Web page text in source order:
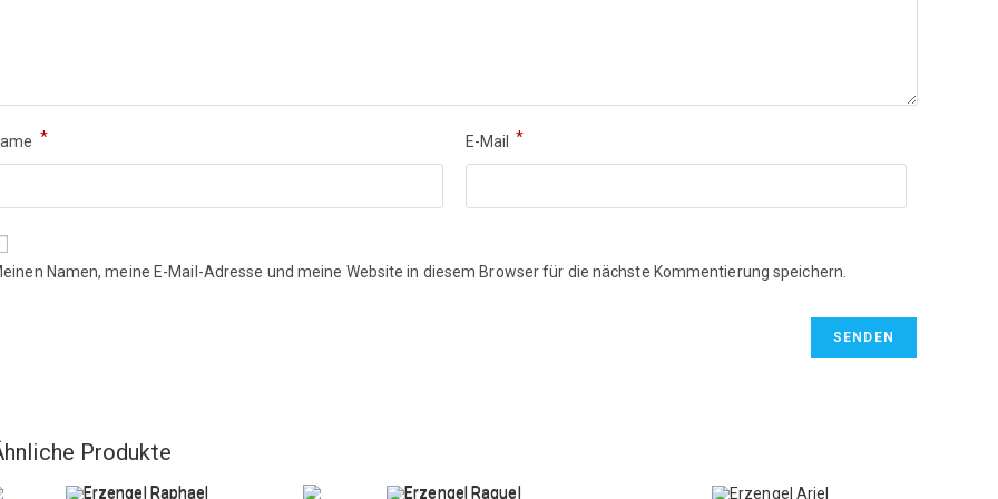
* E-Mail *
Namen, meine E-Mail-Adresse und meine Website in diesem Browser für die nächste Kommentierung speichern.
Produkte